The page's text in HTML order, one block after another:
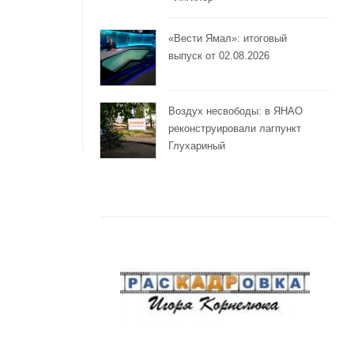
«Вести Ямал»: итоговый
выпуск от 02.08.2026
Воздух несвободы: в ЯНАО
реконструировали лагпункт
Глухариный